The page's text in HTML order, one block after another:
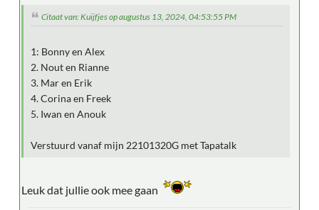
Citaat van: Kuijfjes op augustus 13, 2024, 04:53:55 PM
1: Bonny en Alex
2. Nout en Rianne
3. Mar en Erik
4. Corina en Freek
5. Iwan en Anouk
Verstuurd vanaf mijn 22101320G met Tapatalk
Leuk dat jullie ook mee gaan